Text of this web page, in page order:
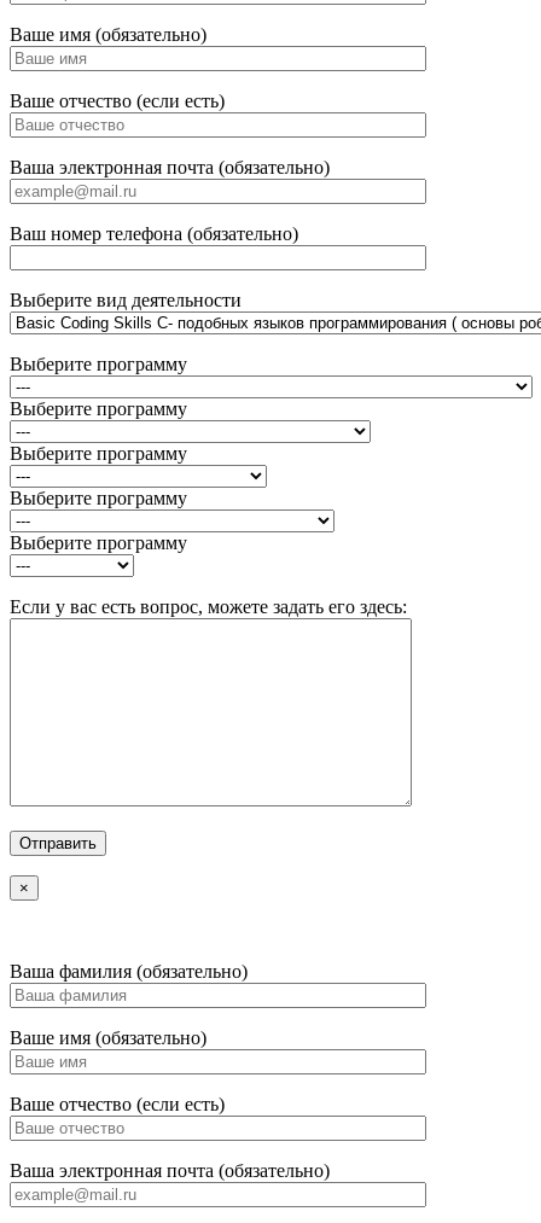
Ваше имя (обязательно)
Ваше отчество (если есть)
Ваша электронная почта (обязательно)
Ваш номер телефона (обязательно)
Выберите вид деятельности
Выберите программу
Выберите программу
Выберите программу
Выберите программу
Выберите программу
Если у вас есть вопрос, можете задать его здесь:
×
Ваша фамилия (обязательно)
Ваше имя (обязательно)
Ваше отчество (если есть)
Ваша электронная почта (обязательно)